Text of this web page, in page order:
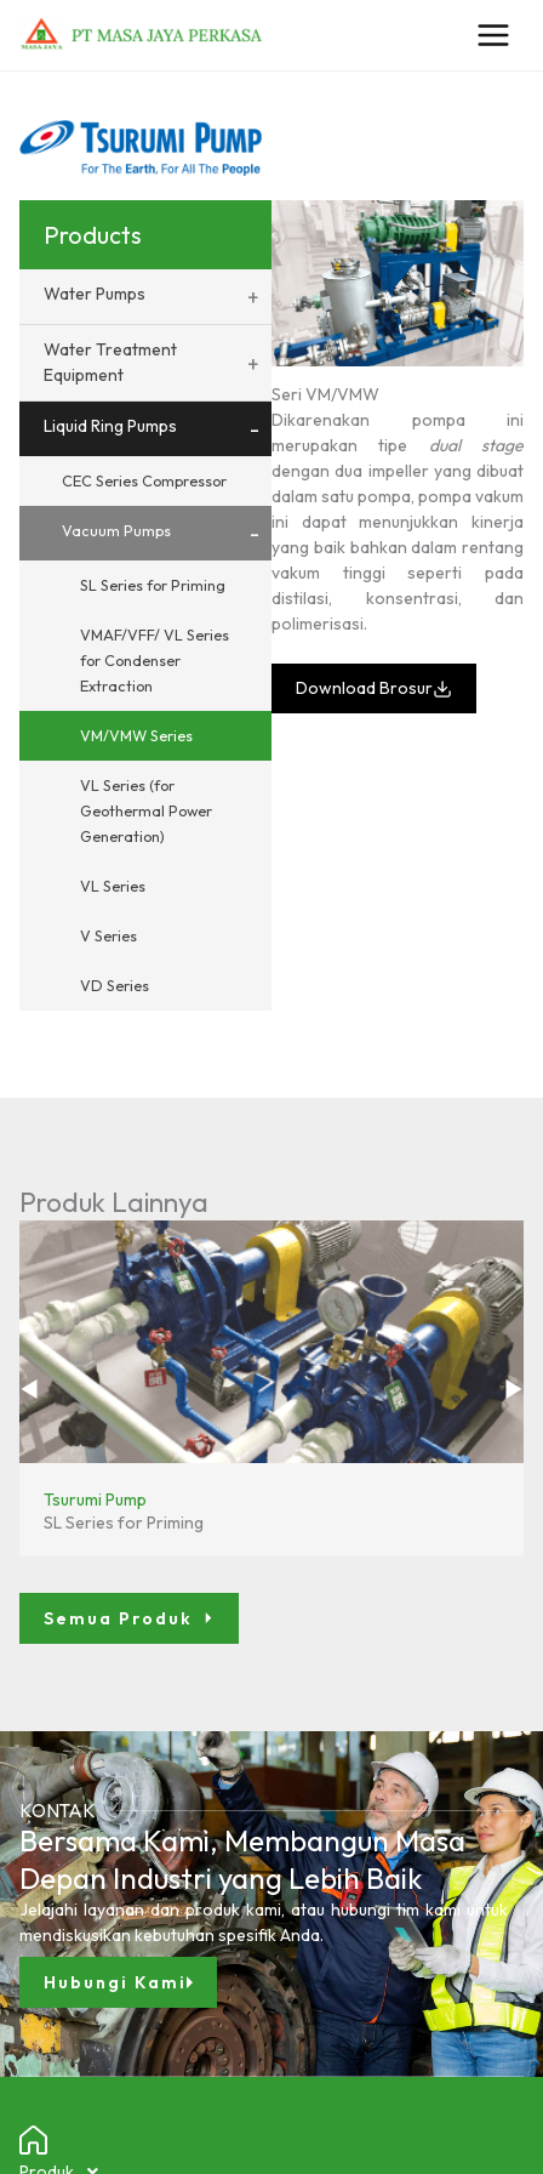
Products
Water Pumps +
Water Treatment
Equipment
+
Liquid Ring Pumps -
CEC Series Compressor
Vacuum Pumps -
SL Series for Priming
VMAF/VFF/ VL Series
for Condenser
Extraction
VM/VMW Series
VL Series (for
Geothermal Power
Generation)
VL Series
V Series
VD Series
Seri VM/VMW
Dikarenakan pompa ini
merupakan tipe dual stage
dengan dua impeller yang dibuat
dalam satu pompa, pompa vakum
ini dapat menunjukkan kinerja
yang baik bahkan dalam rentang
vakum tinggi seperti pada
distilasi, konsentrasi, dan
polimerisasi.
Download Brosur
Produk Lainnya
Tsurumi Pump
SL Series for Priming
Semua Produk
KONTAK
Bersama Kami, Membangun Masa
Depan Industri yang Lebih Baik
Jelajahi layanan dan produk kami, atau hubungi tim kami untuk
mendiskusikan kebutuhan spesifik Anda.
Hubungi Kami